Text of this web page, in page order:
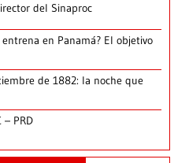
del Sinaproc
en Panamá? El objetivo
de 1882: la noche que
– PRD